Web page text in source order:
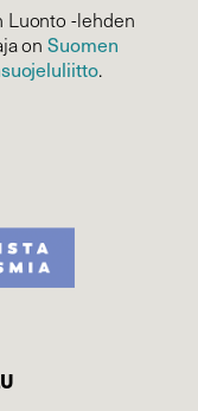
Luonto -lehden
onSuomen
.